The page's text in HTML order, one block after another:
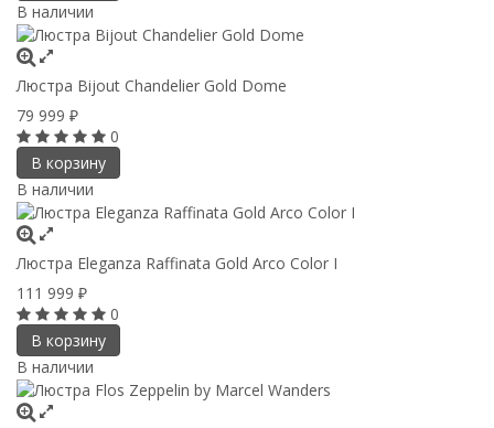
В наличии
Люстра Bijout Chandelier Gold Dome
79 999 ₽
0
В корзину
В наличии
Люстра Eleganza Raffinata Gold Arco Сolor I
111 999 ₽
0
В корзину
В наличии